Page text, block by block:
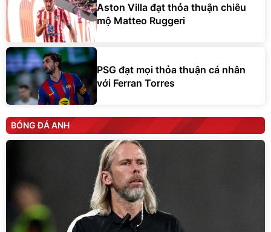
Aston Villa đạt thỏa thuận chiêu
mộ Matteo Ruggeri
PSG đạt mọi thỏa thuận cá nhân
với Ferran Torres
BÓNG ĐÁ ANH